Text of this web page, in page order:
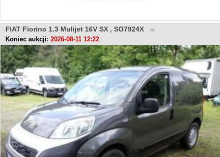
FIAT Fiorino 1.3 Mulijet 16V SX , SO7924X
Koniec aukcji: 2026-08-11 12:22